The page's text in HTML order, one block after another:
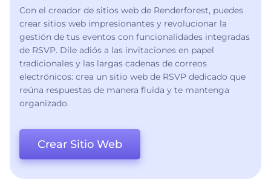
Con el creador de sitios web de Renderforest, puedes
crear sitios web impresionantes y revolucionar la
gestión de tus eventos con funcionalidades integradas
de RSVP. Dile adiós a las invitaciones en papel
tradicionales y las largas cadenas de correos
electrónicos: crea un sitio web de RSVP dedicado que
reúna respuestas de manera fluida y te mantenga
organizado.
Crear Sitio Web